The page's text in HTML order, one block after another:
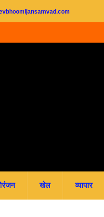
की पदोन्नति अटकी
खेल व्यापार